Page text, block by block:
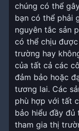
chúng có thể
bạn có thể phải
nguyên tắc sản
có thể chịu
trường hay
của tất cả các
đảm bảo hoặc
tương lai. Các
phù hợp với tất
bảo hiểu đầy
tham gia thị